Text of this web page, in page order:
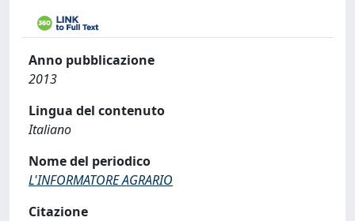
Anno pubblicazione
2013
Lingua del contenuto
Italiano
Nome del periodico
L'INFORMATORE AGRARIO
Citazione